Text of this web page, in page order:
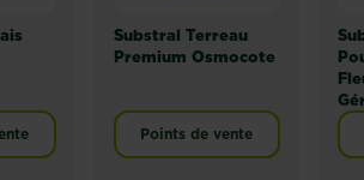
Substral Terreau
Premium Osmocote
Points de vente